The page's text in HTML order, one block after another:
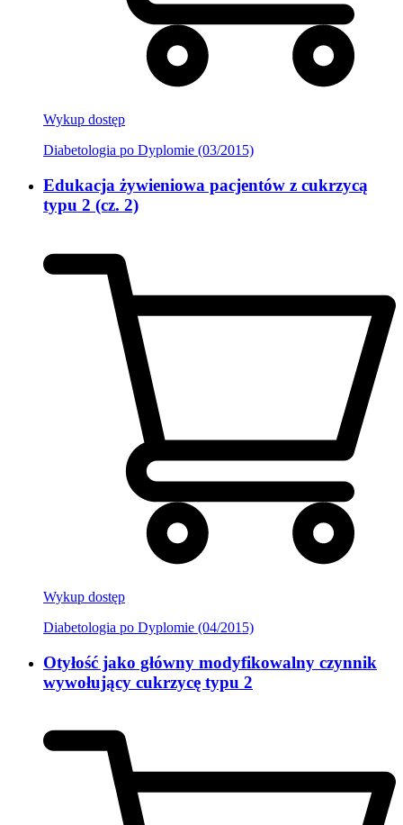
Wykup dostęp
Diabetologia po Dyplomie (03/2015)
Edukacja żywieniowa pacjentów z cukrzycą
typu 2 (cz. 2)
Wykup dostęp
Diabetologia po Dyplomie (04/2015)
Otyłość jako główny modyfikowalny czynnik
wywołujący cukrzycę typu 2